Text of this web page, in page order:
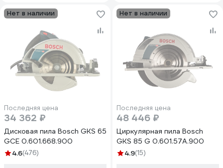
Нет в наличии
Последняя цена
34 362 ₽
Дисковая пила Bosch GKS 65
GCE 0.601.668.900
4.6(476)
Нет в наличии
Последняя цена
48 446 ₽
Циркулярная пила Bosch
GKS 85 G 0.601.57A.900
4.9(15)